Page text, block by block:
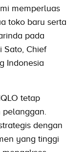
memperluas
toko baru serta
pada
Sato, Chief
Indonesia
tetap
pelanggan.
dengan
yang tinggi